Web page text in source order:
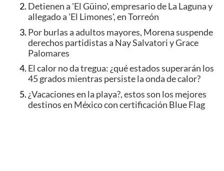
Detienen a 'El Güino', empresario de La Laguna y
allegado a 'El Limones', en Torreón
Por burlas a adultos mayores, Morena suspende
derechos partidistas a Nay Salvatori y Grace
Palomares
El calor no da tregua: ¿qué estados superarán los
45 grados mientras persiste la onda de calor?
¿Vacaciones en la playa?, estos son los mejores
destinos en México con certificación Blue Flag